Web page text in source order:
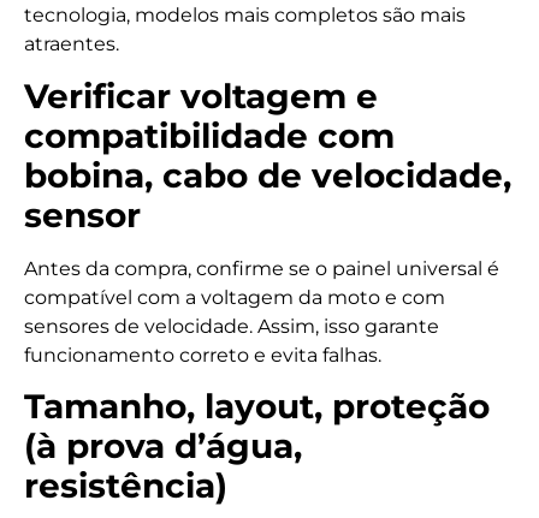
tecnologia, modelos mais completos são mais
atraentes.
Verificar voltagem e
compatibilidade com
bobina, cabo de velocidade,
sensor
Antes da compra, confirme se o painel universal é
compatível com a voltagem da moto e com
sensores de velocidade. Assim, isso garante
funcionamento correto e evita falhas.
Tamanho, layout, proteção
(à prova d’água,
resistência)